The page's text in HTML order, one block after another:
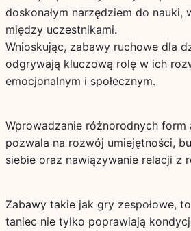
doskonałym narzędziem do nauki,
między uczestnikami.
Wnioskując, zabawy ruchowe dla
odgrywają kluczową rolę w ich
emocjonalnym i społecznym.
Wprowadzanie różnorodnych
pozwala na rozwój umiejętności,
siebie oraz nawiązywanie relacji z
Zabawy takie jak gry zespołowe,
taniec nie tylko poprawiają